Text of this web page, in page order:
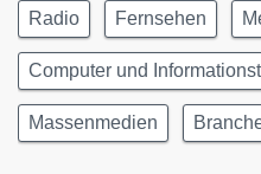
Radio Fernsehen
Computer und
Massenmedien